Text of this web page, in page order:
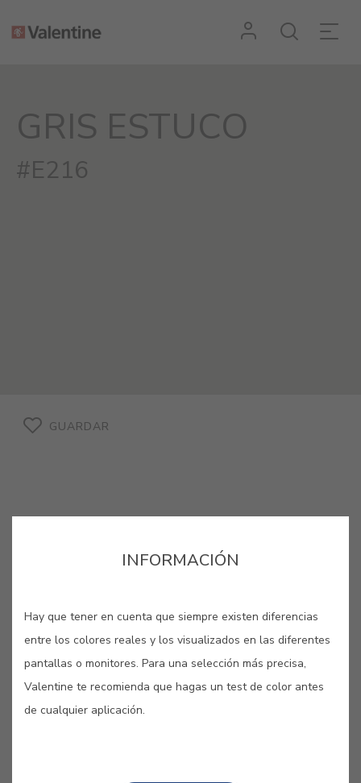
GRIS ESTUCO
#E216
GUARDAR
tonalidades de yeso, utilizado en los
techos trabajados en los palacios
barrocos de Europa Central.
INFORMACIÓN
Hay que tener en cuenta que siempre existen diferencias
entre los colores reales y los visualizados en las diferentes
pantallas o monitores. Para una selección más precisa,
Valentine te recomienda que hagas un test de color antes
de cualquier aplicación.